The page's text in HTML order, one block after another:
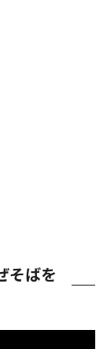
そばを